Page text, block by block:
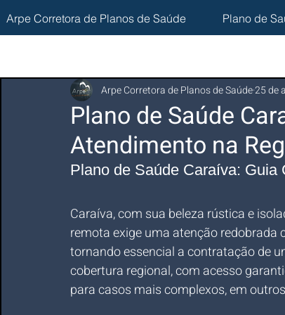
Arpe Corretora de Planos de Saúde Plano de
Plano de Saúde
Atendimento na
Arpe Corretora de Planos de Saúde25 de
Plano de Saúde Caraíva: Guia
Caraíva, com sua beleza rústica e
remota exige uma atenção redobrada
tornando essencial a contratação de
cobertura regional, com acesso
para casos mais complexos, em